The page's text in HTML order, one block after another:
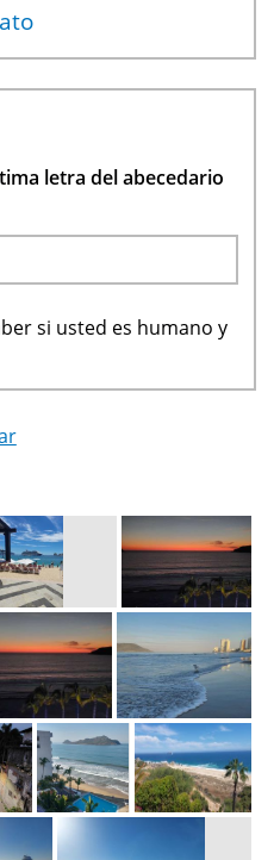
letra del abecedario
si usted es humano y